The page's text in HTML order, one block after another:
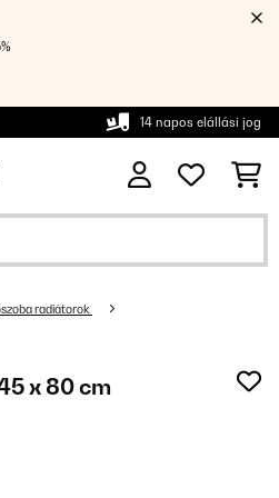
14 napos elállási jog
radiátorok
x 80 cm